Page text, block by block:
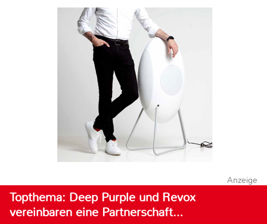
Anzeige
Topthema: Deep Purple und Revox
vereinbaren eine Partnerschaft…